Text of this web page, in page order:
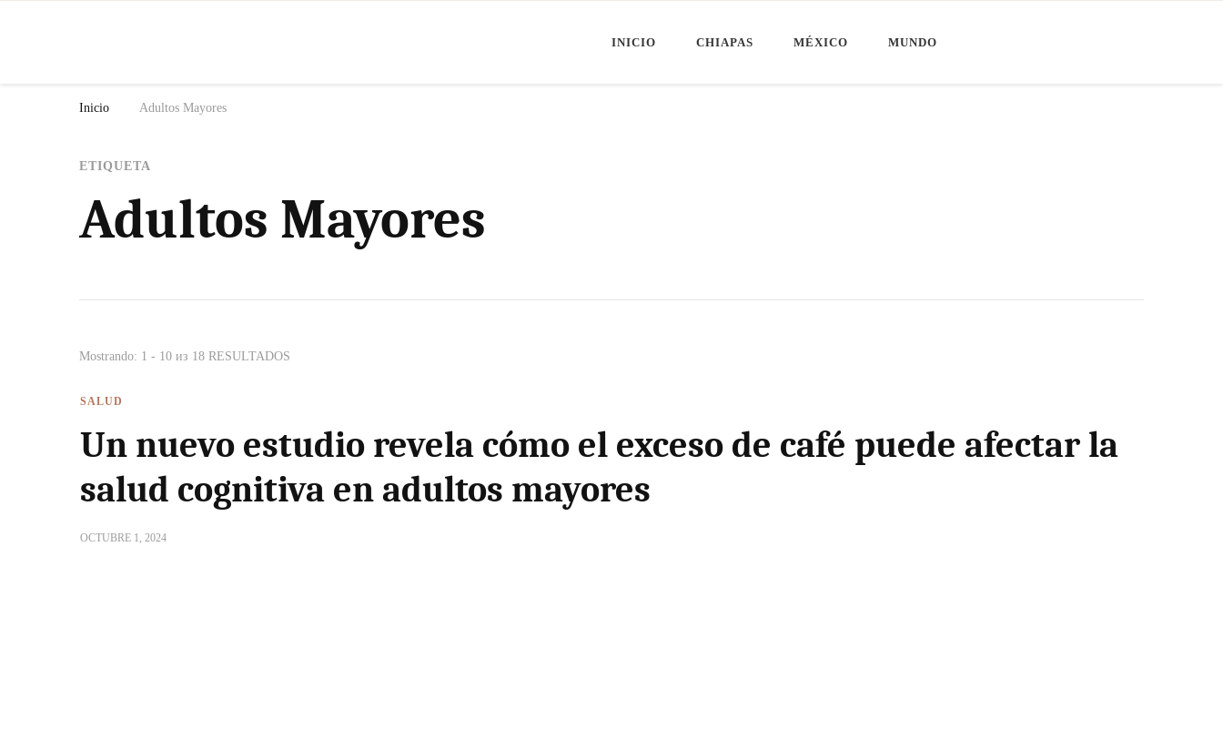
INICIO CHIAPAS MÉXICO MUNDO
Inicio Adultos Mayores
ETIQUETA
Adultos Mayores
Mostrando: 1 - 10 из 18 RESULTADOS
SALUD
Un nuevo estudio revela cómo el exceso de café puede afectar la
salud cognitiva en adultos mayores
OCTUBRE 1, 2024